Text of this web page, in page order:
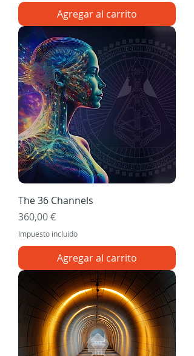
Agregar al carrito
The 36 Channels
Precio
360,00 €
Impuesto incluido
Agregar al carrito